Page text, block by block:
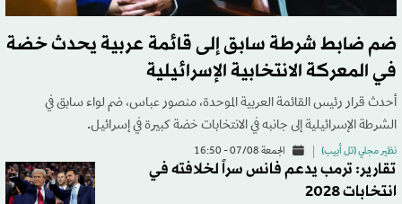
ضم ضابط شرطة سابق إلى قائمة عربية يحدث خضة
في المعركة الانتخابية الإسرائيلية
أحدث قرار رئيس القائمة العربية الموحدة، منصور عباس، ضم لواء سابق في
الشرطة الإسرائيلية إلى جانبه في الانتخابات خضة كبيرة في إسرائيل.
نظير مجلي (تل أبيب) الجمعة 07/08 - 16:50
تقارير: ترمب يدعم فانس سراً لخلافته في
انتخابات 2028